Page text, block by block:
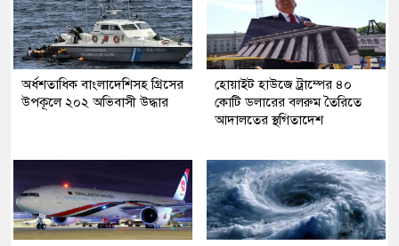
অর্ধশতাধিক বাংলাদেশিসহ গ্রিসের
উপকূলে ২০২ অভিবাসী উদ্ধার
হোয়াইট হাউজে ট্রাম্পের ৪০
কোটি ডলারের বলরুম তৈরিতে
আদালতের স্থগিতাদেশ